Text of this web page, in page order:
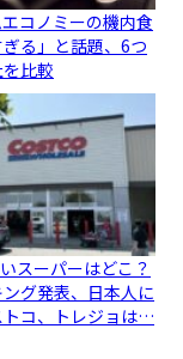
コノミーの機内食
る」と話題、6つ
比較
スーパーはどこ？
グ発表、日本人に
トコ、トレジョは…